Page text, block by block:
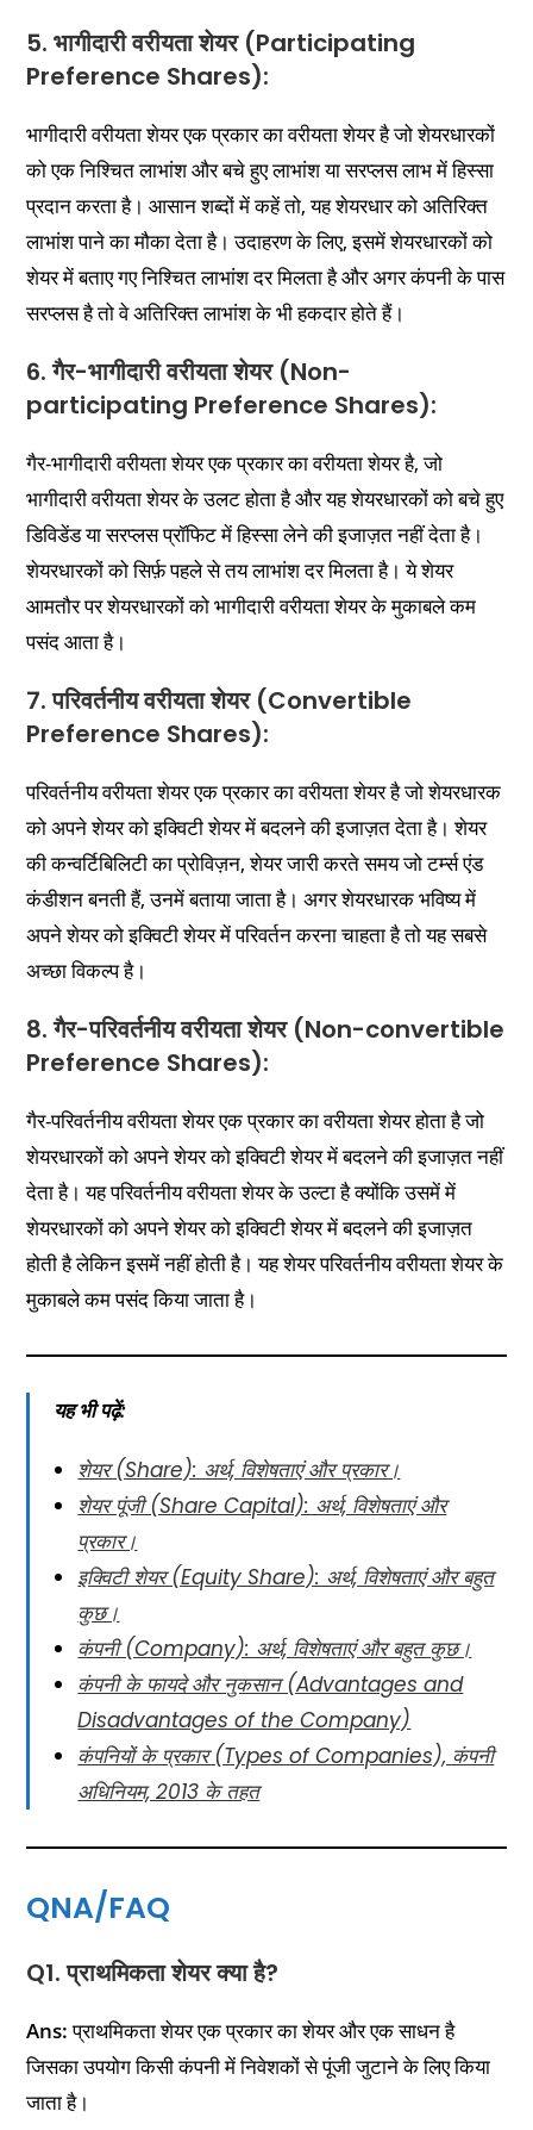
5. भागीदारी वरीयता शेयर (Participating
Preference Shares):
भागीदारी वरीयता शेयर एक प्रकार का वरीयता शेयर है जो शेयरधारकों
को एक निश्चित लाभांश और बचे हुए लाभांश या सरप्लस लाभ में हिस्सा
प्रदान करता है। आसान शब्दों में कहें तो, यह शेयरधार को अतिरिक्त
लाभांश पाने का मौका देता है। उदाहरण के लिए, इसमें शेयरधारकों को
शेयर में बताए गए निश्चित लाभांश दर मिलता है और अगर कंपनी के पास
सरप्लस है तो वे अतिरिक्त लाभांश के भी हकदार होते हैं।
6. गैर-भागीदारी वरीयता शेयर (Non-
participating Preference Shares):
गैर-भागीदारी वरीयता शेयर एक प्रकार का वरीयता शेयर है, जो
भागीदारी वरीयता शेयर के उलट होता है और यह शेयरधारकों को बचे हुए
डिविडेंड या सरप्लस प्रॉफिट में हिस्सा लेने की इजाज़त नहीं देता है।
शेयरधारकों को सिर्फ़ पहले से तय लाभांश दर मिलता है। ये शेयर
आमतौर पर शेयरधारकों को भागीदारी वरीयता शेयर के मुकाबले कम
पसंद आता है।
7. परिवर्तनीय वरीयता शेयर (Convertible
Preference Shares):
परिवर्तनीय वरीयता शेयर एक प्रकार का वरीयता शेयर है जो शेयरधारक
को अपने शेयर को इक्विटी शेयर में बदलने की इजाज़त देता है। शेयर
की कन्वर्टिबिलिटी का प्रोविज़न, शेयर जारी करते समय जो टर्म्स एंड
कंडीशन बनती हैं, उनमें बताया जाता है। अगर शेयरधारक भविष्य में
अपने शेयर को इक्विटी शेयर में परिवर्तन करना चाहता है तो यह सबसे
अच्छा विकल्प है।
8. गैर-परिवर्तनीय वरीयता शेयर (Non-convertible
Preference Shares):
गैर-परिवर्तनीय वरीयता शेयर एक प्रकार का वरीयता शेयर होता है जो
शेयरधारकों को अपने शेयर को इक्विटी शेयर में बदलने की इजाज़त नहीं
देता है। यह परिवर्तनीय वरीयता शेयर के उल्टा है क्योंकि उसमें में
शेयरधारकों को अपने शेयर को इक्विटी शेयर में बदलने की इजाज़त
होती है लेकिन इसमें नहीं होती है। यह शेयर परिवर्तनीय वरीयता शेयर के
मुकाबले कम पसंद किया जाता है।
यह भी पढ़ें:
शेयर (Share): अर्थ, विशेषताएं और प्रकार।
शेयर पूंजी (Share Capital): अर्थ, विशेषताएं और
प्रकार।
इक्विटी शेयर (Equity Share): अर्थ, विशेषताएं और बहुत
कुछ।
कंपनी (Company): अर्थ, विशेषताएं और बहुत कुछ।
कंपनी के फायदे और नुकसान (Advantages and
Disadvantages of the Company)
कंपनियों के प्रकार (Types of Companies), कंपनी
अधिनियम, 2013 के तहत
QNA/FAQ
Q1. प्राथमिकता शेयर क्या है?
Ans:प्राथमिकता शेयर एक प्रकार का शेयर और एक साधन है
जिसका उपयोग किसी कंपनी में निवेशकों से पूंजी जुटाने के लिए किया
जाता है।